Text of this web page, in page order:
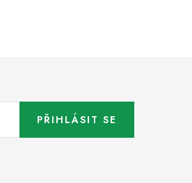
PŘIHLÁSIT SE